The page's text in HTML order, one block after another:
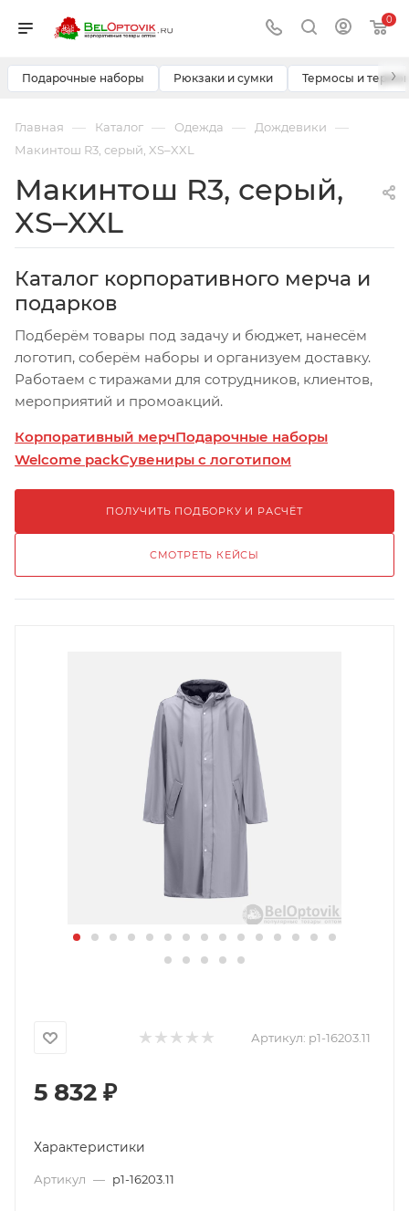
0
Подарочные наборы Рюкзаки и сумки Термосы и ›
Главная — Каталог — Одежда — Дождевики —
Макинтош R3, серый, XS–XXL
Макинтош R3, серый,
XS–XXL
Каталог корпоративного мерча и
подарков
Подберём товары под задачу и бюджет, нанесём
логотип, соберём наборы и организуем доставку.
Работаем с тиражами для сотрудников, клиентов,
мероприятий и промоакций.
Корпоративный мерчПодарочные наборы
Welcome packСувениры с логотипом
ПОЛУЧИТЬ ПОДБОРКУ И РАСЧЁТ
СМОТРЕТЬ КЕЙСЫ
Артикул: p1-16203.11
5 832 ₽
Характеристики
Артикул — p1-16203.11